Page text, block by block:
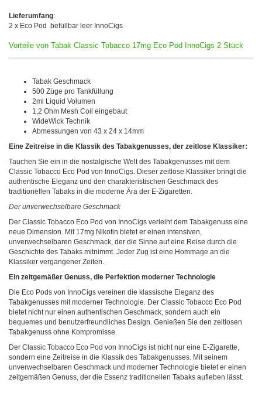
Lieferumfang:
2 x Eco Pod befüllbar leer InnoCigs
Vorteile von Tabak Classic Tobacco 17mg Eco Pod InnoCigs 2 Stück
Tabak Geschmack
500 Züge pro Tankfüllung
2ml Liquid Volumen
1,2 Ohm Mesh Coil eingebaut
WideWick Technik
Abmessungen von 43 x 24 x 14mm
Eine Zeitreise in die Klassik des Tabakgenusses, der zeitlose Klassiker:
Tauchen Sie ein in die nostalgische Welt des Tabakgenusses mit dem
Classic Tobacco Eco Pod von InnoCigs. Dieser zeitlose Klassiker bringt die
authentische Eleganz und den charakteristischen Geschmack des
traditionellen Tabaks in die moderne Ära der E-Zigaretten.
Der unverwechselbare Geschmack
Der Classic Tobacco Eco Pod von InnoCigs verleiht dem Tabakgenuss eine
neue Dimension. Mit 17mg Nikotin bietet er einen intensiven,
unverwechselbaren Geschmack, der die Sinne auf eine Reise durch die
Geschichte des Tabaks mitnimmt. Jeder Zug ist eine Hommage an die
Klassiker vergangener Zeiten.
Ein zeitgemäßer Genuss, die Perfektion moderner Technologie
Die Eco Pods von InnoCigs vereinen die klassische Eleganz des
Tabakgenusses mit moderner Technologie. Der Classic Tobacco Eco Pod
bietet nicht nur einen authentischen Geschmack, sondern auch ein
bequemes und benutzerfreundliches Design. Genießen Sie den zeitlosen
Tabakgenuss ohne Kompromisse.
Der Classic Tobacco Eco Pod von InnoCigs ist nicht nur eine E-Zigarette,
sondern eine Zeitreise in die Klassik des Tabakgenusses. Mit seinem
unverwechselbaren Geschmack und moderner Technologie bietet er einen
zeitgemäßen Genuss, der die Essenz traditionellen Tabaks aufleben lässt.